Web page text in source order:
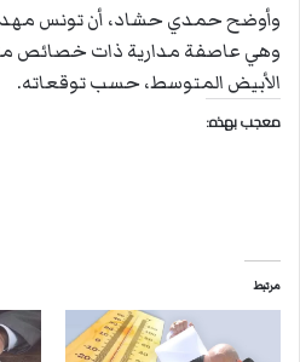
وأوضح حمدي حشاد، أن تونس
وهي عاصفة مدارية ذات خصائص
الأبيض المتوسط، حسب توقعاته.
معجب بهذه:
مرتبط